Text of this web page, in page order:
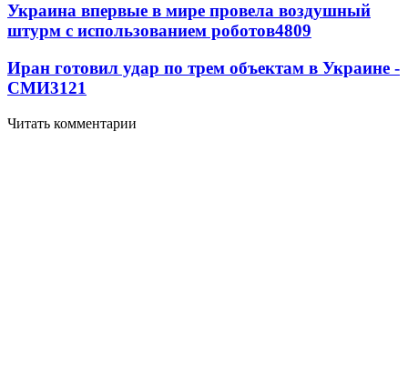
Украина впервые в мире провела воздушный
штурм с использованием роботов4809
Иран готовил удар по трем объектам в Украине -
СМИ3121
Читать комментарии